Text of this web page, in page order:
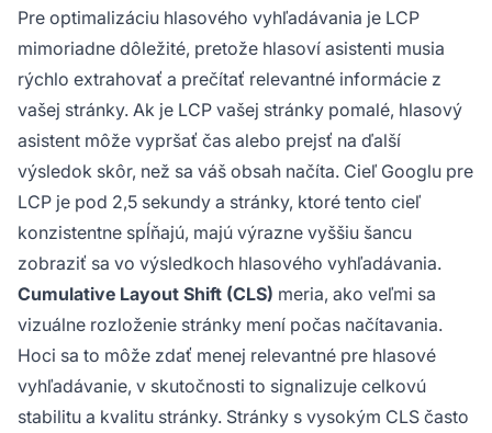
Pre optimalizáciu hlasového vyhľadávania je LCP
mimoriadne dôležité, pretože hlasoví asistenti musia
rýchlo extrahovať a prečítať relevantné informácie z
vašej stránky. Ak je LCP vašej stránky pomalé, hlasový
asistent môže vypršať čas alebo prejsť na ďalší
výsledok skôr, než sa váš obsah načíta. Cieľ Googlu pre
LCP je pod 2,5 sekundy a stránky, ktoré tento cieľ
konzistentne spĺňajú, majú výrazne vyššiu šancu
zobraziť sa vo výsledkoch hlasového vyhľadávania.
Cumulative Layout Shift (CLS) meria, ako veľmi sa
vizuálne rozloženie stránky mení počas načítavania.
Hoci sa to môže zdať menej relevantné pre hlasové
vyhľadávanie, v skutočnosti to signalizuje celkovú
stabilitu a kvalitu stránky. Stránky s vysokým CLS často